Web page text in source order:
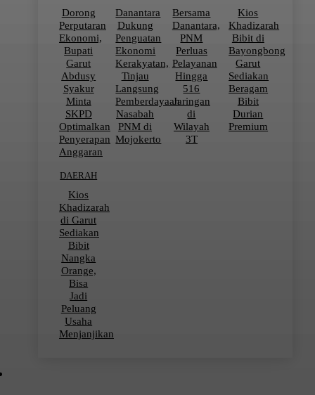
Dorong
Perputaran
Ekonomi,
Bupati
Garut
Abdusy
Syakur
Minta
SKPD
Optimalkan
Penyerapan
Anggaran
Danantara
Dukung
Penguatan
Ekonomi
Kerakyatan,
Tinjau
Langsung
Pemberdayaan
Nasabah
PNM di
Mojokerto
Bersama
Danantara,
PNM
Perluas
Pelayanan
Hingga
516
Jaringan
di
Wilayah
3T
Kios
Khadizarah
Bibit di
Bayongbong
Garut
Sediakan
Beragam
Bibit
Durian
Premium
DAERAH
Kios
Khadizarah
di Garut
Sediakan
Bibit
Nangka
Orange,
Bisa
Jadi
Peluang
Usaha
Menjanjikan